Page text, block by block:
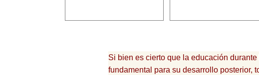
Si bien es cierto que la educación
fundamental para su desarrollo posterior,